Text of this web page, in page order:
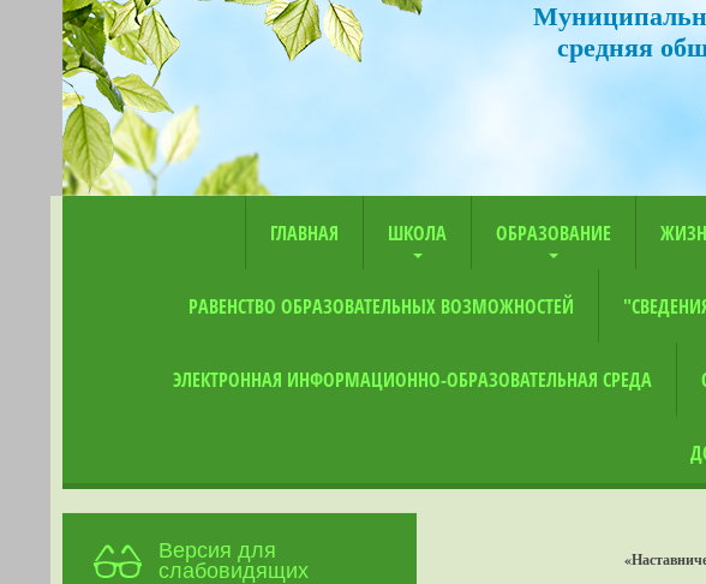
средняя
ГЛАВНАЯ ШКОЛА ОБРАЗОВАНИЕ
РАВЕНСТВО ОБРАЗОВАТЕЛЬНЫХ ВОЗМОЖНОСТЕЙ
ЭЛЕКТРОННАЯ ИНФОРМАЦИОННО-ОБРАЗОВАТЕЛЬНАЯ СРЕДА
Версия для
слабовидящих